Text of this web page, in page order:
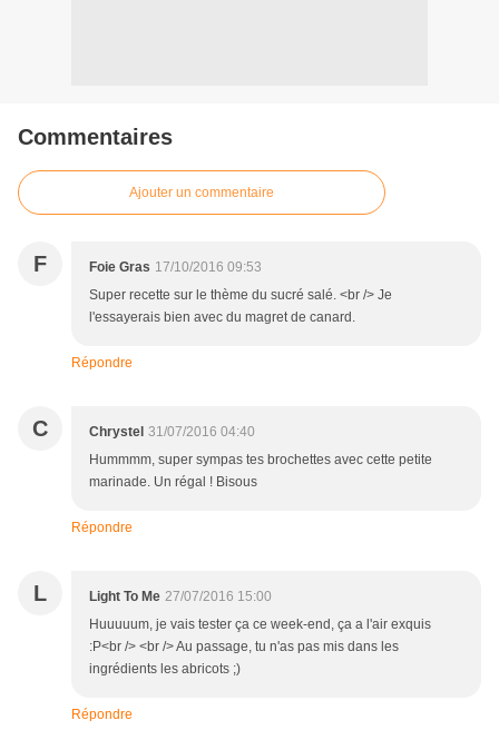
Commentaires
Ajouter un commentaire
F Foie Gras 17/10/2016 09:53
Super recette sur le thème du sucré salé. <br /> Je
l'essayerais bien avec du magret de canard.
Répondre
C Chrystel 31/07/2016 04:40
Hummmm, super sympas tes brochettes avec cette petite
marinade. Un régal ! Bisous
Répondre
L Light To Me 27/07/2016 15:00
Huuuuum, je vais tester ça ce week-end, ça a l'air exquis
:P<br /> <br /> Au passage, tu n'as pas mis dans les
ingrédients les abricots ;)
Répondre